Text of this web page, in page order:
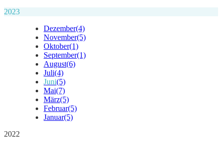
2023
Dezember(4)
November(5)
Oktober(1)
September(1)
August(6)
Juli(4)
Juni(5)
Mai(7)
März(5)
Februar(5)
Januar(5)
2022